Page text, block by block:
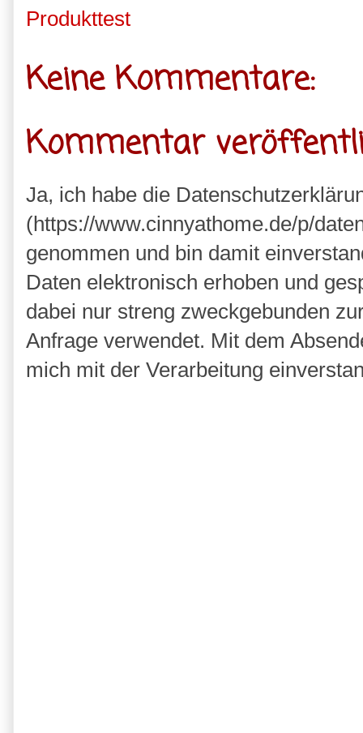
Produkttest
Keine Kommentare:
Kommentar
Ja, ich habe die
(https://www.cinnyathome.de/p/
genommen und bin damit
Daten elektronisch erhoben und
dabei nur streng zweckgebunden
Anfrage verwendet. Mit dem
mich mit der Verarbeitung